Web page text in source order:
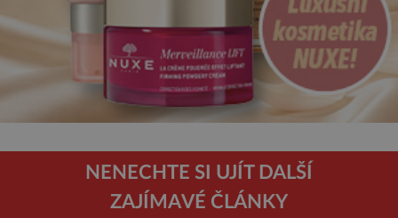
NENECHTE SI UJÍT DALŠÍ
ZAJÍMAVÉ ČLÁNKY